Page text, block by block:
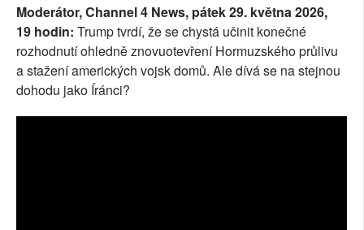
SOCIÁLNÍ SÍTĚ
RUBRIKY
PLNÁ VERZE STRÁNEK
Moderátor, Channel 4 News, pátek 29. května 2026,
19 hodin: Trump tvrdí, že se chystá učinit konečné
rozhodnutí ohledně znovuotevření Hormuzského průlivu
a stažení amerických vojsk domů. Ale dívá se na stejnou
dohodu jako Íránci?